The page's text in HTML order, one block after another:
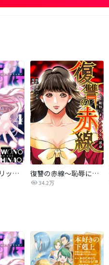
パーフェクトグリッター 復讐の赤線～恥辱にまみれた少女の運命～【タテヨミ】
34.2万